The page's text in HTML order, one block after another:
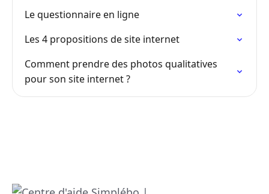
Le questionnaire en ligne
Les 4 propositions de site internet
Comment prendre des photos qualitatives
pour son site internet ?